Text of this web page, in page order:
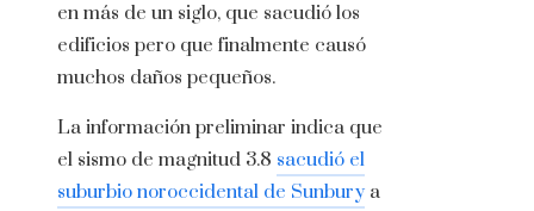
en más de un siglo, que sacudió los
edificios pero que finalmente causó
muchos daños pequeños.
La información preliminar indica que
el sismo de magnitud 3.8 sacudió el
suburbio noroccidental de Sunbury a